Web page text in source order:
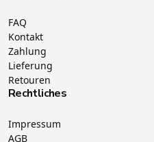
FAQ
Kontakt
Zahlung
Lieferung
Retouren
Rechtliches
Impressum
AGB